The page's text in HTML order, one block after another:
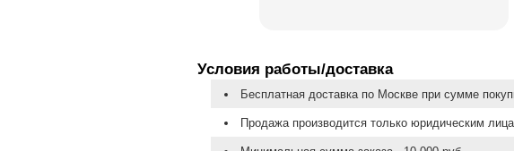
Условия работы/доставка
Бесплатная доставка по Москве при сумме
Продажа производится только юридическим